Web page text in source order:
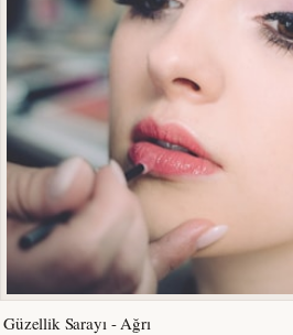
Güzellik Sarayı - Ağrı